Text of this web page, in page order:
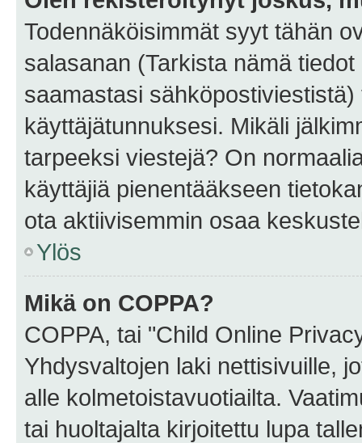
Todennäköisimmät syyt tähän
salasanan (Tarkista nämä
saamastasi
käyttäjätunnuksesi. Mikäli
tarpeeksi viestejä? On
käyttäjiä pienentääkseen
ota aktiivisemmin osaa
Ylös
Mikä on COPPA?
COPPA, tai "Child Online
Yhdysvaltojen laki nettisivuille,
alle kolmetoistavuotiailta.
tai huoltajalta kirjoitettu lupa